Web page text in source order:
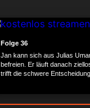
Folge 36
Jan kann sich aus Julias
befreien. Er läuft danach
trifft die schwere